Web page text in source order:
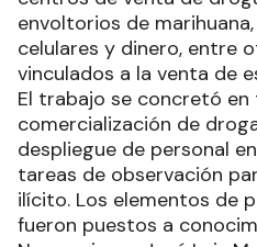
envoltorios de
celulares y dinero, entre
vinculados a la venta de
El trabajo se concretó
comercialización de
despliegue de personal
tareas de observación
ilícito. Los elementos de
fueron puestos a